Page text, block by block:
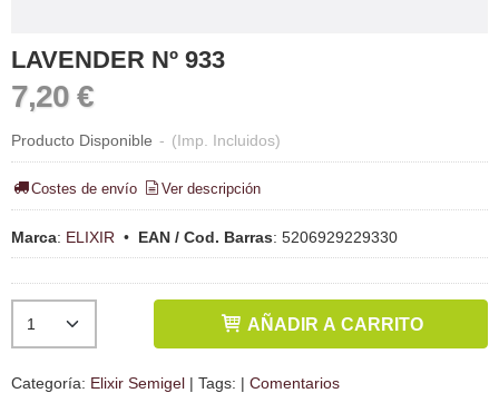
LAVENDER Nº 933
7,20 €
Producto Disponible - (Imp. Incluidos)
Costes de envío Ver descripción
Marca: ELIXIR • EAN / Cod. Barras: 5206929229330
AÑADIR A CARRITO
Categoría: Elixir Semigel | Tags: | Comentarios